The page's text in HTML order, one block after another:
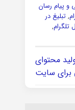
و پیام رسان
, تبلیغ در
تلگرام,
محتوای
سایت